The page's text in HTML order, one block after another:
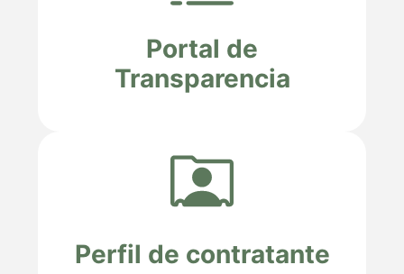
Portal de
Transparencia
Perfil de contratante